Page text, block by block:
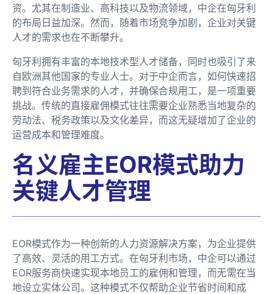
资。尤其在制造业、高科技以及物流领域，中企在匈牙利
的布局日益加深。然而，随着市场竞争加剧，企业对关键
人才的需求也在不断攀升。
匈牙利拥有丰富的本地技术型人才储备，同时也吸引了来
自欧洲其他国家的专业人士。对于中企而言，如何快速招
聘到符合业务需求的人才，并确保合规用工，是一项重要
挑战。传统的直接雇佣模式往往需要企业熟悉当地复杂的
劳动法、税务政策以及文化差异，而这无疑增加了企业的
运营成本和管理难度。
名义雇主EOR模式助力
关键人才管理
EOR模式作为一种创新的人力资源解决方案，为企业提供
了高效、灵活的用工方式。在匈牙利市场，中企可以通过
EOR服务商快速实现本地员工的雇佣和管理，而无需在当
地设立实体公司。这种模式不仅帮助企业节省时间和成